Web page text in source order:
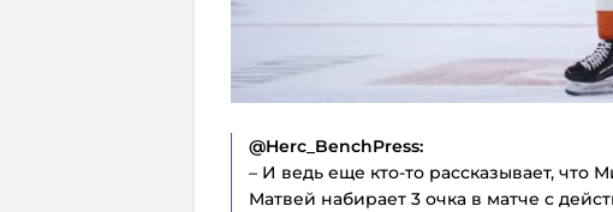
@Herc_BenchPress:
– И ведь еще кто-то рассказывает, что
Матвей набирает 3 очка в матче с